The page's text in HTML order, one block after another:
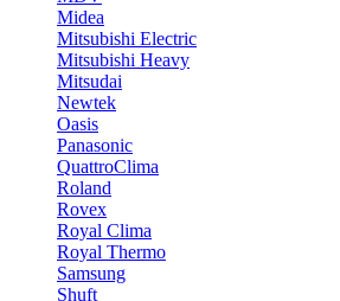
Midea
Mitsubishi Electric
Mitsubishi Heavy
Mitsudai
Newtek
Oasis
Panasonic
QuattroClima
Roland
Rovex
Royal Clima
Royal Thermo
Samsung
Shuft